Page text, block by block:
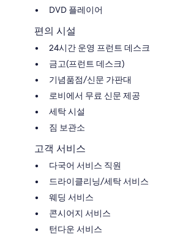
DVD 플레이어
편의 시설
24시간 운영 프런트 데스크
금고(프런트 데스크)
기념품점/신문 가판대
로비에서 무료 신문 제공
세탁 시설
짐 보관소
고객 서비스
다국어 서비스 직원
드라이클리닝/세탁 서비스
웨딩 서비스
콘시어지 서비스
턴다운 서비스